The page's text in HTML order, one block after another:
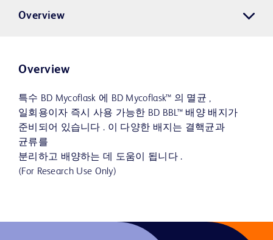
Overview
Overview
특수 BD Mycoflask 에 BD Mycoflask™ 의 멸균 ,
일회용이자 즉시 사용 가능한 BD BBL™ 배양 배지가
준비되어 있습니다 . 이 다양한 배지는 결핵균과
균류를
분리하고 배양하는 데 도움이 됩니다 .
(For Research Use Only)